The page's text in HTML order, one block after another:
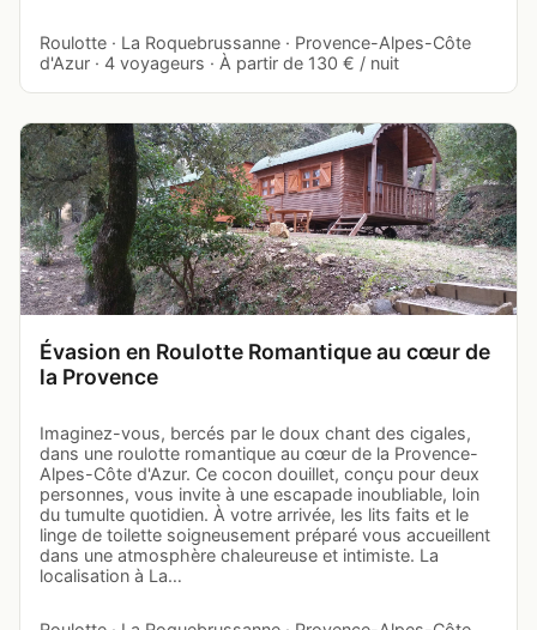
Roulotte · La Roquebrussanne · Provence-Alpes-Côte
d'Azur · 4 voyageurs · À partir de 130 € / nuit
Évasion en Roulotte Romantique au cœur de
la Provence
Imaginez-vous, bercés par le doux chant des cigales,
dans une roulotte romantique au cœur de la Provence-
Alpes-Côte d'Azur. Ce cocon douillet, conçu pour deux
personnes, vous invite à une escapade inoubliable, loin
du tumulte quotidien. À votre arrivée, les lits faits et le
linge de toilette soigneusement préparé vous accueillent
dans une atmosphère chaleureuse et intimiste. La
localisation à La…